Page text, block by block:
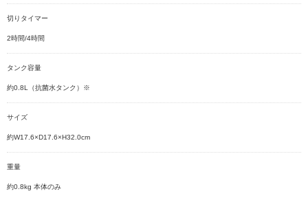
切りタイマー
2時間/4時間
タンク容量
約0.8L（抗菌水タンク）※
サイズ
約W17.6×D17.6×H32.0cm
重量
約0.8kg 本体のみ